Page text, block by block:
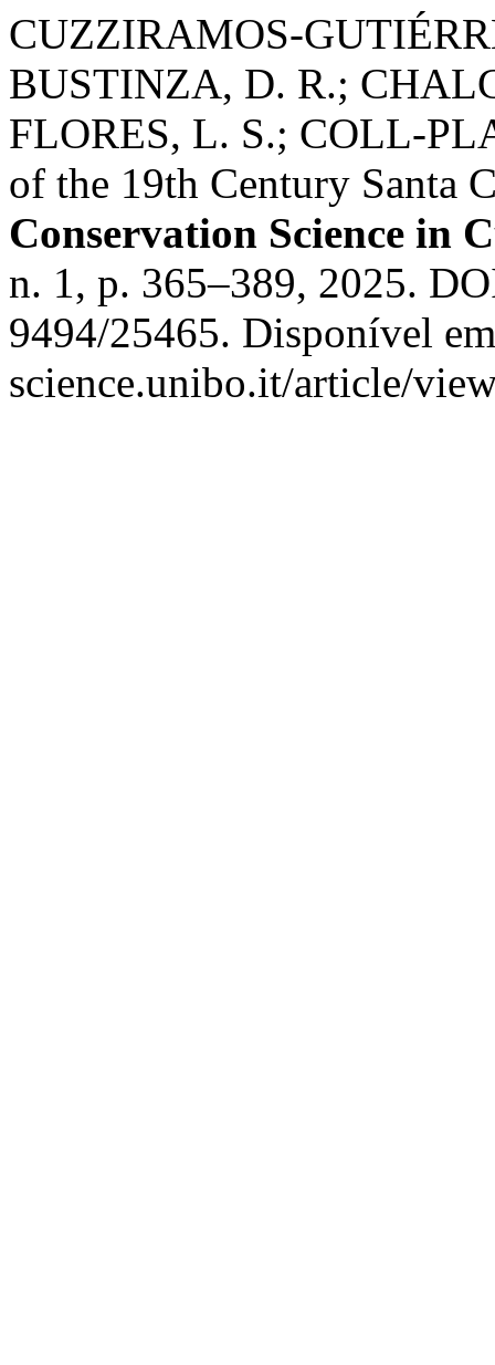
CUZZIRAMOS-
BUSTINZA, D. R.;
FLORES, L. S.; COLL-
of the 19th Century Santa
Conservation Science in
n. 1, p. 365–389, 2025.
9494/25465. Disponível
science.unibo.it/article/